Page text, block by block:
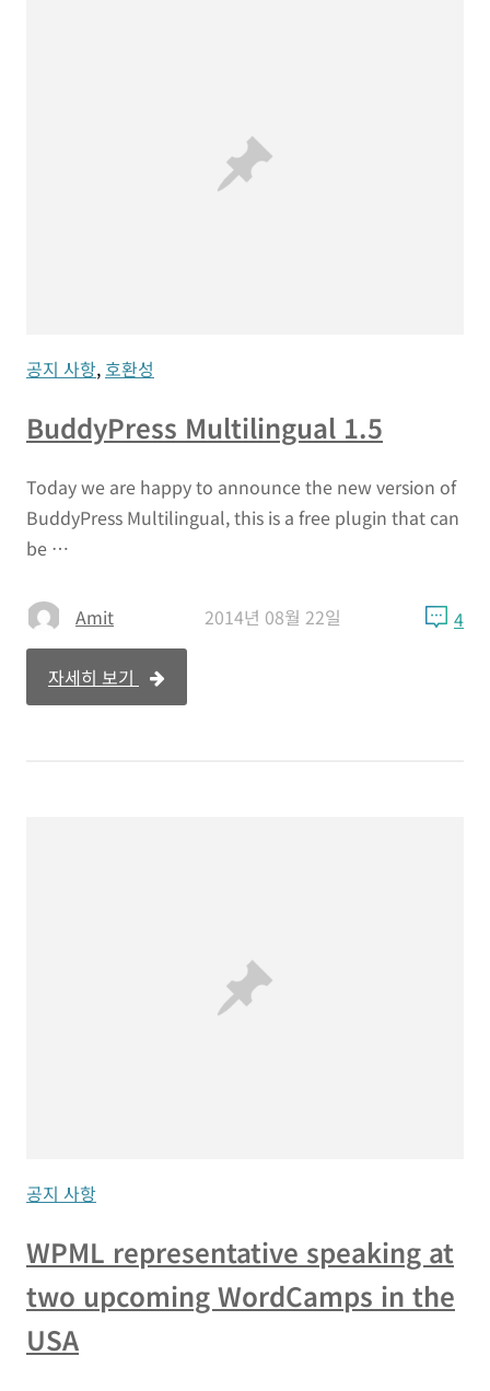
공지 사항, 호환성
BuddyPress Multilingual 1.5
Today we are happy to announce the new version of
BuddyPress Multilingual, this is a free plugin that can
be …
Amit 2014년 08월 22일 4
자세히 보기
공지 사항
WPML representative speaking at
two upcoming WordCamps in the
USA